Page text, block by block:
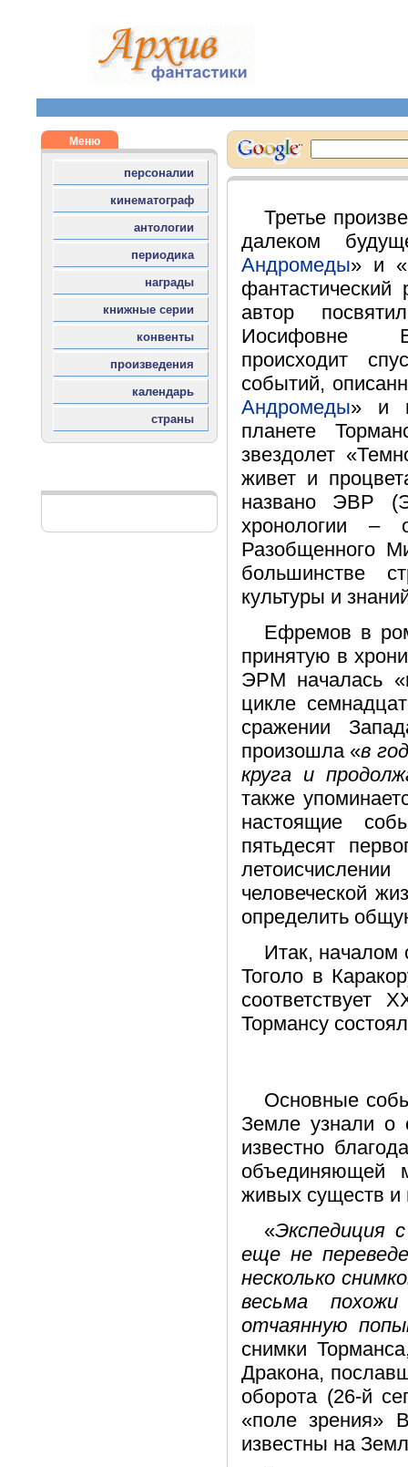
Третье
далеком
Андромеды» и «
автор
Иосифовне
происходит
событий,
Андромеды» и
планете
звездолет
живет и
названо ЭВР
хронологии
Разобщенного
большинстве
культуры и
Ефремов в
принятую в
ЭРМ началась
цикле
сражении
произошла «в
круга и
также
настоящие
пятьдесят
летоисчислении
человеческой
определить
Итак, началом
Тоголо в
соответствует
Тормансу
Основные
Земле узнали о
известно
объединяющей
живых существ и
«Экспедиция
еще не
несколько
весьма
отчаянную
снимки
Дракона,
оборота (26-й
«поле зрения»
известны на